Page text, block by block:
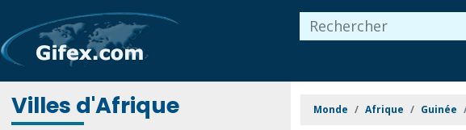
Villes d'Afrique Monde Afrique Guinée